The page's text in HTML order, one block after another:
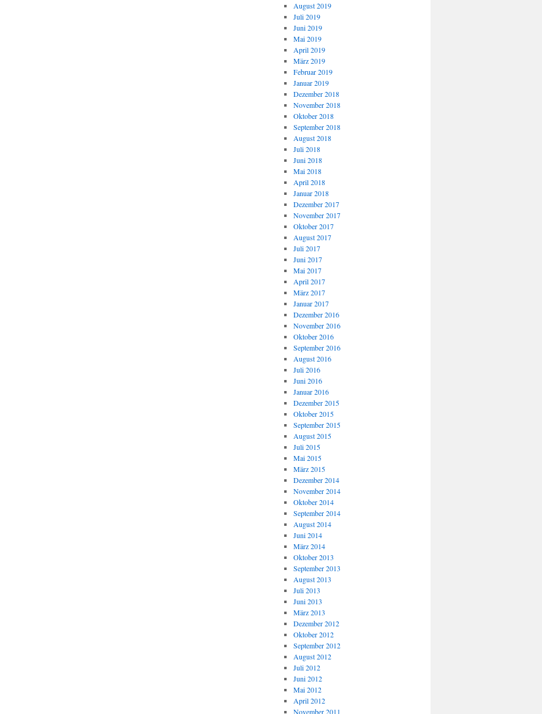
August 2019
Juli 2019
Juni 2019
Mai 2019
April 2019
März 2019
Februar 2019
Januar 2019
Dezember 2018
November 2018
Oktober 2018
September 2018
August 2018
Juli 2018
Juni 2018
Mai 2018
April 2018
Januar 2018
Dezember 2017
November 2017
Oktober 2017
August 2017
Juli 2017
Juni 2017
Mai 2017
April 2017
März 2017
Januar 2017
Dezember 2016
November 2016
Oktober 2016
September 2016
August 2016
Juli 2016
Juni 2016
Januar 2016
Dezember 2015
Oktober 2015
September 2015
August 2015
Juli 2015
Mai 2015
März 2015
Dezember 2014
November 2014
Oktober 2014
September 2014
August 2014
Juni 2014
März 2014
Oktober 2013
September 2013
August 2013
Juli 2013
Juni 2013
März 2013
Dezember 2012
Oktober 2012
September 2012
August 2012
Juli 2012
Juni 2012
Mai 2012
April 2012
November 2011